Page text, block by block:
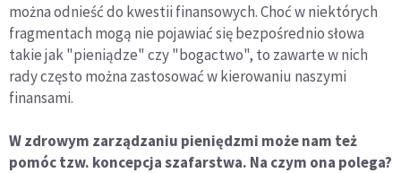
można odnieść do kwestii finansowych. Choć w niektórych
fragmentach mogą nie pojawiać się bezpośrednio słowa
takie jak "pieniądze" czy "bogactwo", to zawarte w nich
rady często można zastosować w kierowaniu naszymi
finansami.
W zdrowym zarządzaniu pieniędzmi może nam też
pomóc tzw. koncepcja szafarstwa. Na czym ona polega?